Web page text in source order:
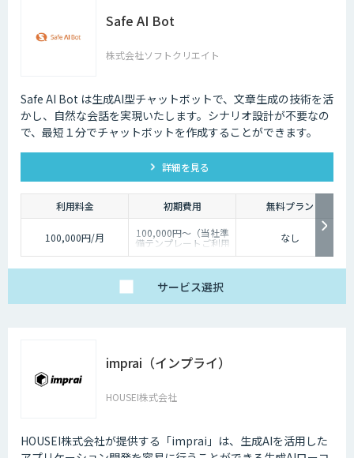
Safe AI Bot
株式会社ソフトクリエイト
Safe AI Bot は生成AI型チャットボットで、文章生成の技術を活
かし、自然な会話を実現いたします。シナリオ設計が不要なの
で、最短１分でチャットボットを作成することができます。
詳細を見る
利用料金 初期費用 無料プラン
100,000円/月 100,000円～（当社準
備テンプレートご利用
の場合）
なし
サービス選択
imprai（インプライ）
HOUSEI株式会社
HOUSEI株式会社が提供する「imprai」は、生成AIを活用した